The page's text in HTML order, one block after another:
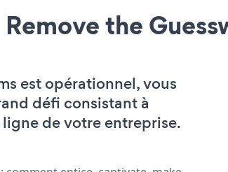
Remove the
est opérationnel, vous
défi consistant à
de votre entreprise.